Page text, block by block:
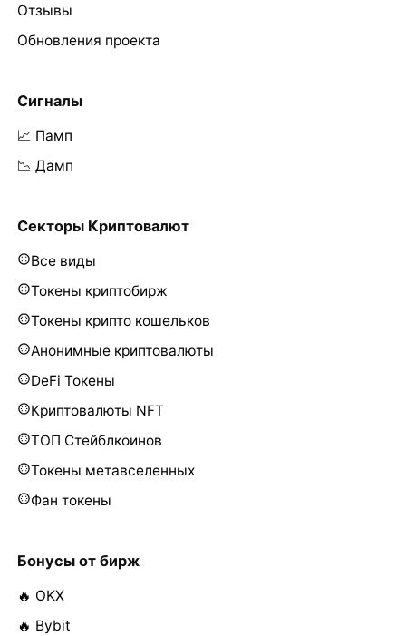
Отзывы
Обновления проекта
Сигналы
📈 Памп
📉 Дамп
Секторы Криптовалют
Все виды
Токены криптобирж
Токены крипто кошельков
Анонимные криптовалюты
DeFi Токены
Криптовалюты NFT
ТОП Стейблкоинов
Токены метавселенных
Фан токены
Бонусы от бирж
🔥 OKX
🔥 Bybit